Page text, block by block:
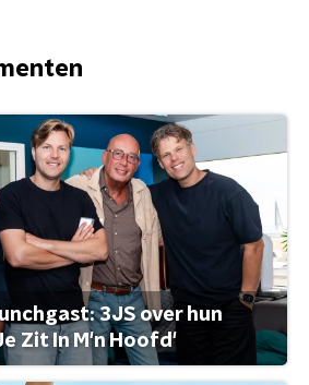
3JS over hun
Zit In M'n Hoofd'